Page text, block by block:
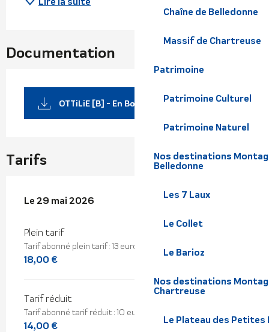
Chaîne de Belledonne
Massif de Chartreuse
Patrimoine
Patrimoine Culturel
Patrimoine Naturel
Nos destinations
Belledonne
Les 7 Laux
Le Collet
Le Barioz
Nos destinations
Chartreuse
Le Plateau des Petites
Documentation
OTTiLiE [B] - En Boucle_Villard-Bonnot
Tarifs
Le 29 mai 2026
Le 29 mai 2026
Plein tarif
Tarif abonné plein tarif : 13 euros
18,00 €
Tarif réduit
Tarif abonné tarif réduit : 10 euros
14,00 €